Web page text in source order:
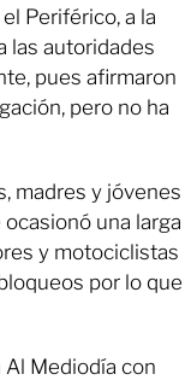
Periférico, a la
las autoridades
pues afirmaron
pero no ha
madres y jóvenes
una larga
y motociclistas
por lo que
Al Mediodía con